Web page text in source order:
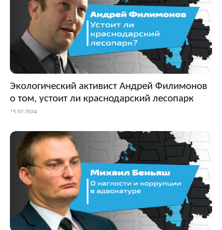
Экологический активист Андрей Филимонов
о том, устоит ли краснодарский лесопарк
15.02.2024